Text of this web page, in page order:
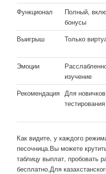
Функционал
Полный,
бонусы
Выигрыш
Только
Эмоции
изучение
Рекомендация Для
тестирования
Как видите, у каждого
песочница.Вы можете
таблицу выплат, пробовать
бесплатно.Для